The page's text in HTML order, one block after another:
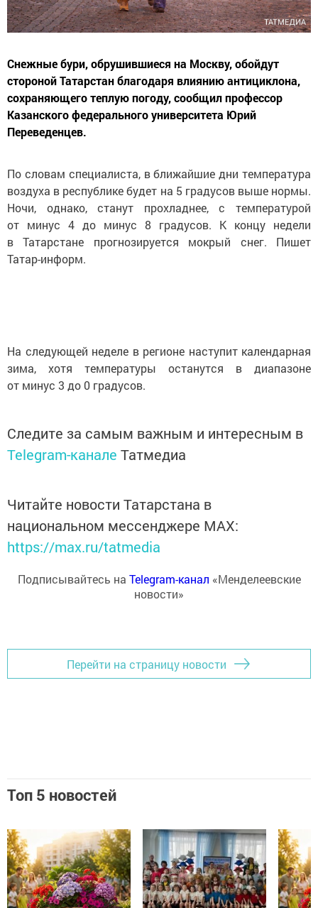
Снежные бури, обрушившиеся на Москву, обойдут
стороной Татарстан благодаря влиянию антициклона,
сохраняющего теплую погоду, сообщил профессор
Казанского федерального университета Юрий
Переведенцев.
По словам специалиста, в ближайшие дни температура
воздуха в республике будет на 5 градусов выше нормы.
Ночи, однако, станут прохладнее, с температурой
от минус 4 до минус 8 градусов. К концу недели
в Татарстане прогнозируется мокрый снег. Пишет
Татар-информ.
На следующей неделе в регионе наступит календарная
зима, хотя температуры останутся в диапазоне
от минус 3 до 0 градусов.
Следите за самым важным и интересным в
Telegram-канале Татмедиа
Читайте новости Татарстана в
национальном мессенджере MАХ:
https://max.ru/tatmedia
Подписывайтесь на Telegram-канал «Менделеевские
новости»
Перейти на страницу новости
Топ 5 новостей